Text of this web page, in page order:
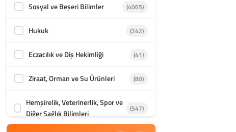
Sosyal ve Beşeri Bilimler (4065)
Hukuk (242)
Eczacılık ve Diş Hekimliği (41)
Ziraat, Orman ve Su Ürünleri (80)
Hemşirelik, Veterinerlik, Spor ve
Diğer Sağlık Bilimleri
(547)